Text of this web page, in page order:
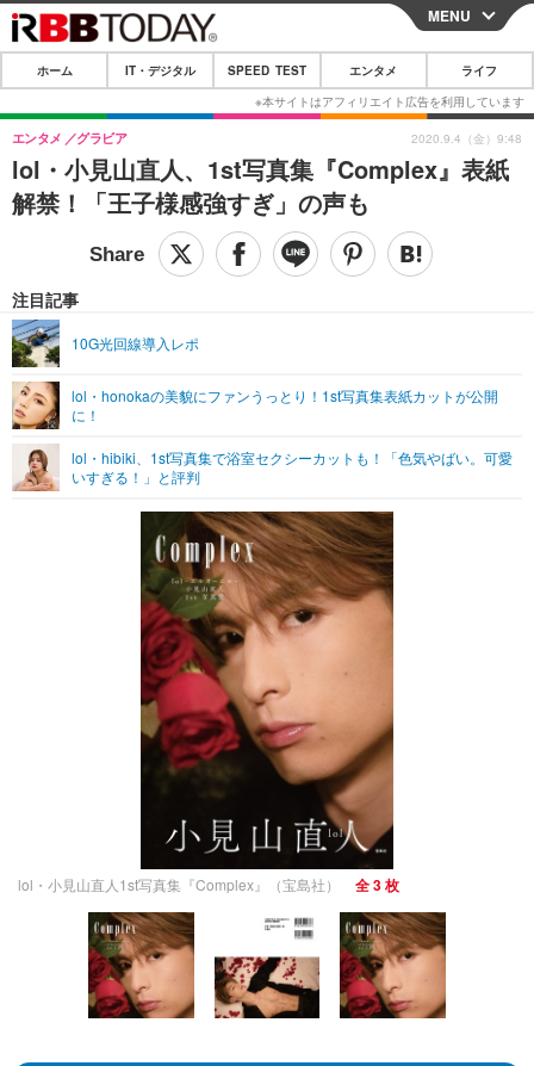
CLOSE
ホーム
IT・デジタル
IT・デジタルTOP スマートフォン
ショッピング その他
SPEED TEST
エンタメTOP 映画・ドラマ
ショッピング その他
ライフTOP
リリース一覧
プッシュ通知の停止方法
MENU
ホーム IT・デジタル SPEED TEST エンタメ ライフ
lol・小見山直人、1st写真集『Complex』表紙
解禁！「王子様感強すぎ」の声も
エンタメ グラビア
注目記事
10G光回線導入レポ
lol・honokaの美貌にファンうっとり！1st写真集表紙カットが公開
に！
lol・hibiki、1st写真集で浴室セクシーカットも！「色気やばい。可愛
いすぎる！」と評判
2020.9.4（金）9:48
lol・小見山直人1st写真集『Complex』（宝島社） 全 3 枚